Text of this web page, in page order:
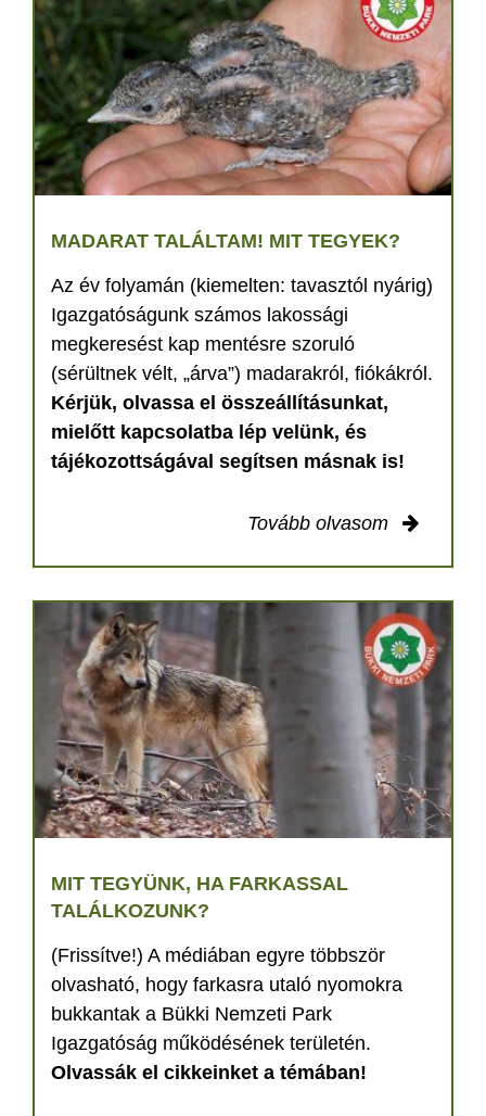
MADARAT TALÁLTAM! MIT TEGYEK?
Az év folyamán (kiemelten: tavasztól nyárig)
Igazgatóságunk számos lakossági
megkeresést kap mentésre szoruló
(sérültnek vélt, „árva”) madarakról, fiókákról.
Kérjük, olvassa el összeállításunkat,
mielőtt kapcsolatba lép velünk, és
tájékozottságával segítsen másnak is!
Tovább olvasom
MIT TEGYÜNK, HA FARKASSAL
TALÁLKOZUNK?
(Frissítve!) A médiában egyre többször
olvasható, hogy farkasra utaló nyomokra
bukkantak a Bükki Nemzeti Park
Igazgatóság működésének területén.
Olvassák el cikkeinket a témában!